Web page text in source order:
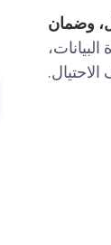
وضمان